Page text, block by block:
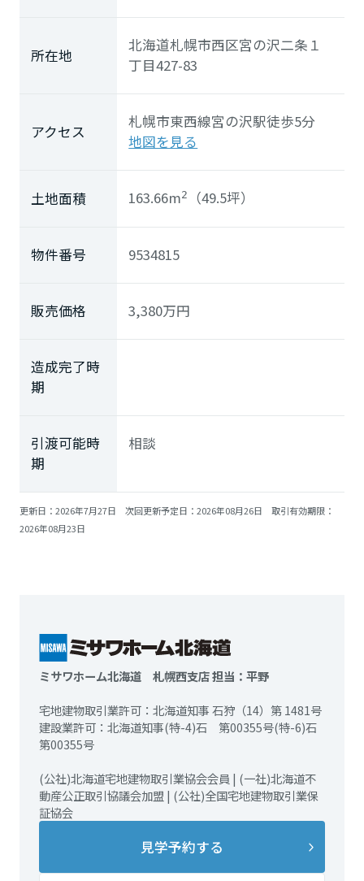
所在地
北海道札幌市西区宮の沢二条１
丁目427-83
アクセス
札幌市東西線宮の沢駅徒歩5分
地図を見る
土地面積 163.66m2 （49.5坪）
物件番号 9534815
販売価格 3,380万円
造成完了時
期
引渡可能時
期
相談
更新日：2026年7月27日 次回更新予定日：2026年08月26日 取引有効期限：
2026年08月23日
ミサワホーム北海道 札幌西支店 担当：平野
宅地建物取引業許可：北海道知事 石狩（14）第 1481号
建設業許可：北海道知事(特-4)石 第00355号(特-6)石
第00355号
(公社)北海道宅地建物取引業協会会員 | (一社)北海道不
動産公正取引協議会加盟 | (公社)全国宅地建物取引業保
証協会
見学予約する